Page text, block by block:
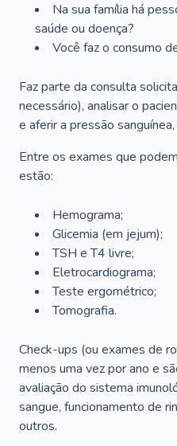
Na sua família há
saúde ou doença?
Você faz o consumo
Faz parte da consulta
necessário), analisar o
e aferir a pressão
Entre os exames que
estão:
Hemograma;
Glicemia (em jejum);
TSH e T4 livre;
Eletrocardiograma;
Teste ergométrico;
Tomografia.
Check-ups (ou exames de
menos uma vez por ano e
avaliação do sistema
sangue, funcionamento de
outros.